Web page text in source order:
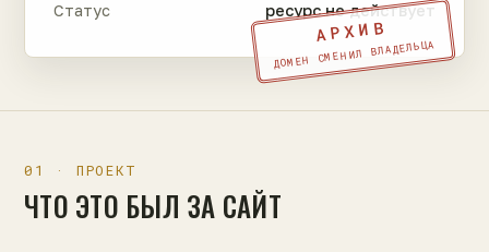
Статус ресурс не действует
АРХИВ
ДОМЕН СМЕНИЛ ВЛАДЕЛЬЦА
01 · ПРОЕКТ
ЧТО ЭТО БЫЛ ЗА САЙТ